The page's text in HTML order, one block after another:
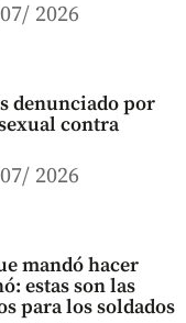
2026
denunciado por
contra
2026
mandó hacer
estas son las
para los soldados